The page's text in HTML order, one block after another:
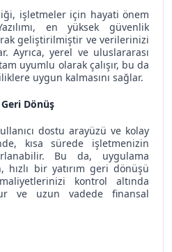
işletmeler için hayati önem
en yüksek güvenlik
geliştirilmiştir ve verilerinizi
Ayrıca, yerel ve uluslararası
uyumlu olarak çalışır, bu da
uygun kalmasını sağlar.
Dönüş
dostu arayüzü ve kolay
kısa sürede işletmenizin
Bu da, uygulama
bir yatırım geri dönüşü
kontrol altında
ve uzun vadede finansal